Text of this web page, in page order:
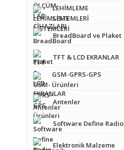
LEHİMLEME
SİSTEMLERİ
BreadBoard ve Plaket
TFT & LCD EKRANLAR
GSM-GPRS-GPS
Ürünleri
Antenler
Software Define Radio
Elektronik Malzeme